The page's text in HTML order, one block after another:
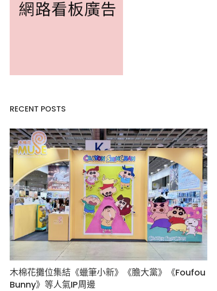
RECENT POSTS
木棉花攤位集結《蠟筆小新》《膽大黨》《Foufou
Bunny》等人氣IP周邊